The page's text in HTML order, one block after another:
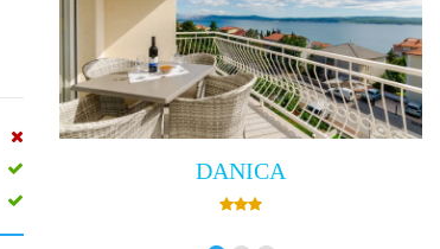
DANICA